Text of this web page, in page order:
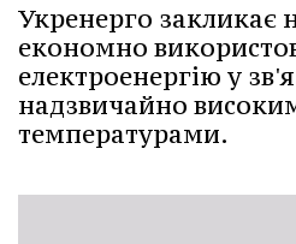
Укренерго закликає
економно
електроенергію у
надзвичайно
температурами.